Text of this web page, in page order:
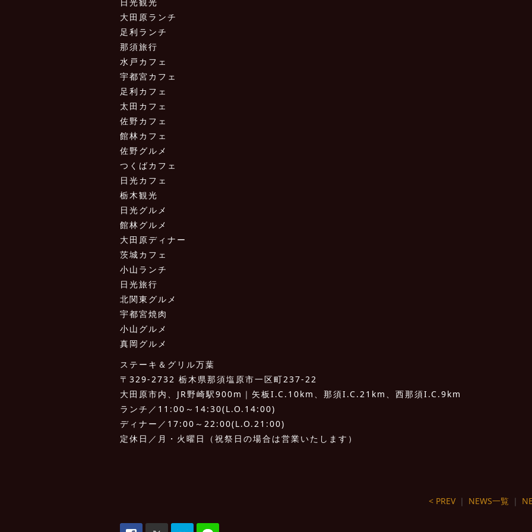
大田原ランチ
足利ランチ
那須旅行
水戸カフェ
宇都宮カフェ
足利カフェ
太田カフェ
佐野カフェ
館林カフェ
佐野グルメ
つくばカフェ
日光カフェ
栃木観光
日光グルメ
館林グルメ
大田原ディナー
茨城カフェ
小山ランチ
日光旅行
北関東グルメ
宇都宮焼肉
小山グルメ
真岡グルメ
ステーキ＆グリル万葉
〒329-2732 栃木県那須塩原市一区町237-22
大田原市内、JR野崎駅900m｜矢板I.C.10km、那須I.C.21km、西那須I.C.9km
ランチ／11:00～14:30(L.O.14:00)
ディナー／17:00～22:00(L.O.21:00)
定休日／月・火曜日（祝祭日の場合は営業いたします）
< PREV｜ NEWS一覧 ｜